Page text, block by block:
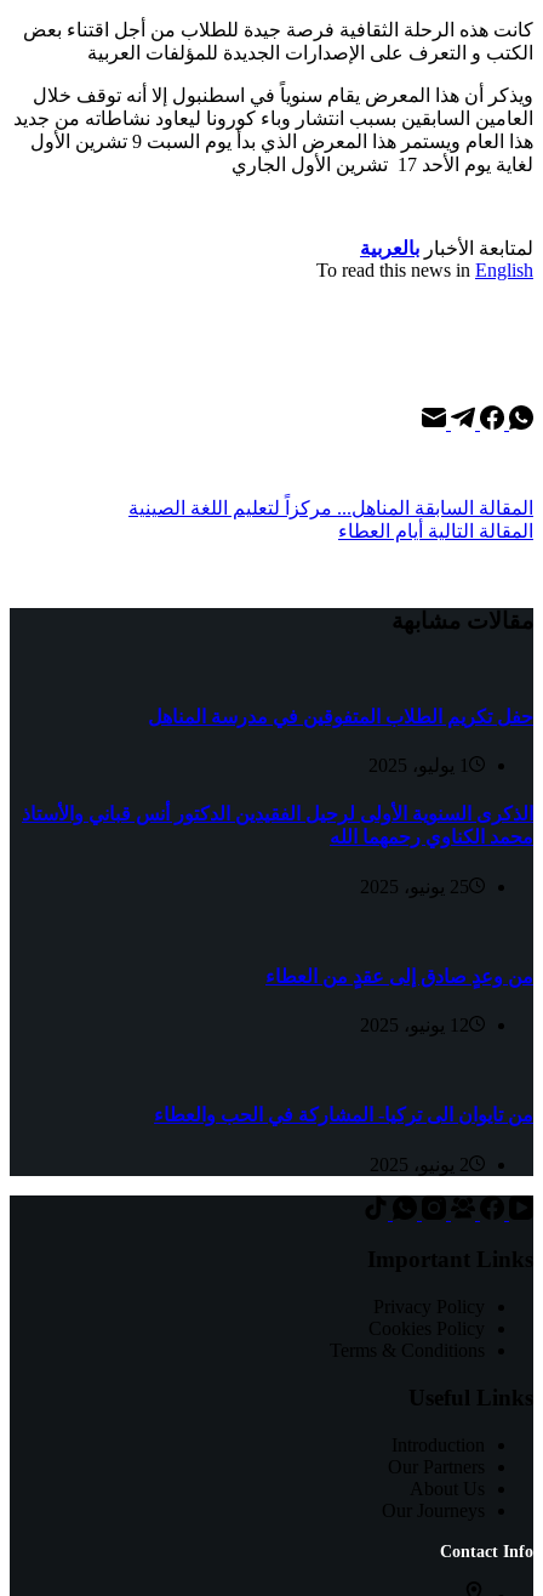
كانت هذه الرحلة الثقافية فرصة جيدة للطلاب من أجل اقتناء بعض
الكتب و التعرف على الإصدارات الجديدة للمؤلفات العربية
ويذكر أن هذا المعرض يقام سنوياً في اسطنبول إلا أنه توقف خلال
العامين السابقين بسبب انتشار وباء كورونا ليعاود نشاطاته من جديد
هذا العام ويستمر هذا المعرض الذي بدأ يوم السبت 9 تشرين الأول
لغاية يوم الأحد 17 تشرين الأول الجاري
لمتابعة الأخبار بالعربية
To read this news in English
المقالة السابقة المناهل... مركزاً لتعليم اللغة الصينية
المقالة التالية أيام العطاء
مقالات مشابهة
حفل تكريم الطلاب المتفوقين في مدرسة المناهل
1 يوليو، 2025
الذكرى السنوية الأولى لرحيل الفقيدين الدكتور أنس قباني والأستاذ
محمد الكناوي رحمهما الله
25 يونيو، 2025
من وعدٍ صادق إلى عقدٍ من العطاء
12 يونيو، 2025
من تايوان الى تركيا- المشاركة في الحب والعطاء
2 يونيو، 2025
Important Links
Privacy Policy
Cookies Policy
Terms & Conditions
Useful Links
Introduction
Our Partners
About Us
Our Journeys
Contact Info